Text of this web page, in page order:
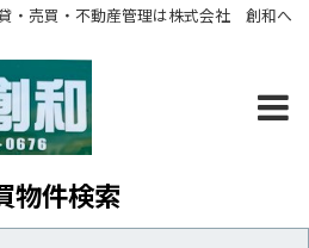
・売買・不動産管理は株式会社 創和へ
物件検索